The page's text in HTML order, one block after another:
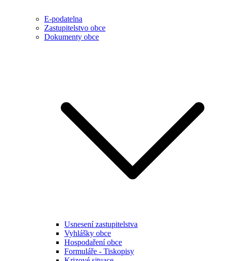
E-podatelna
Zastupitelstvo obce
Dokumenty obce
Usnesení zastupitelstva
Vyhlášky obce
Hospodaření obce
Formuláře - Tiskopisy